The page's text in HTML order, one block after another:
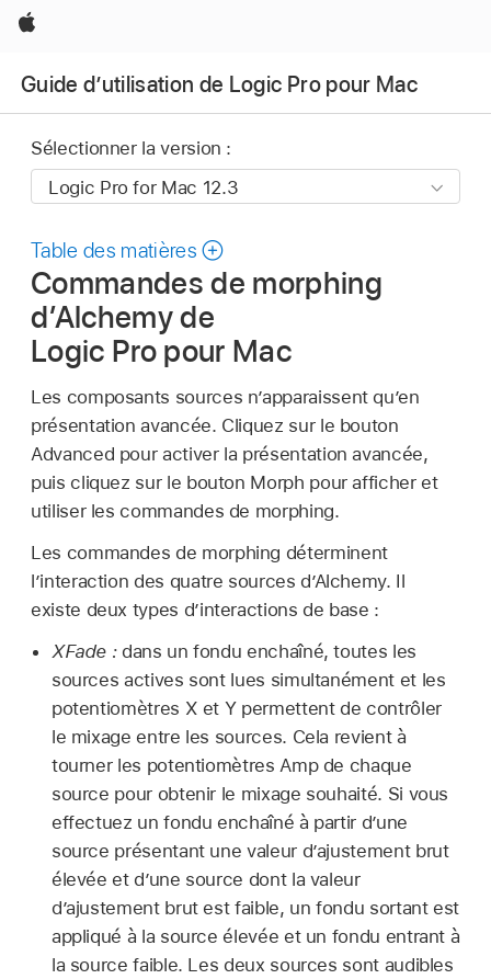
Apple
Guide d’utilisation de Logic Pro pour Mac
Sélectionner la version :
Table des matières
Commandes de morphing
d’Alchemy de
Logic Pro pour Mac
Les composants sources n’apparaissent qu’en
présentation avancée. Cliquez sur le bouton
Advanced pour activer la présentation avancée,
puis cliquez sur le bouton Morph pour afficher et
utiliser les commandes de morphing.
Les commandes de morphing déterminent
l’interaction des quatre sources d’Alchemy. Il
existe deux types d’interactions de base :
XFade :dans un fondu enchaîné, toutes les
sources actives sont lues simultanément et les
potentiomètres X et Y permettent de contrôler
le mixage entre les sources. Cela revient à
tourner les potentiomètres Amp de chaque
source pour obtenir le mixage souhaité. Si vous
effectuez un fondu enchaîné à partir d’une
source présentant une valeur d’ajustement brut
élevée et d’une source dont la valeur
d’ajustement brut est faible, un fondu sortant est
appliqué à la source élevée et un fondu entrant à
la source faible. Les deux sources sont audibles